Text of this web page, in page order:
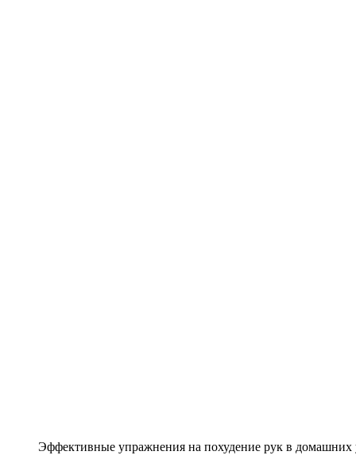
Эффективные упражнения на похудение рук в домашних